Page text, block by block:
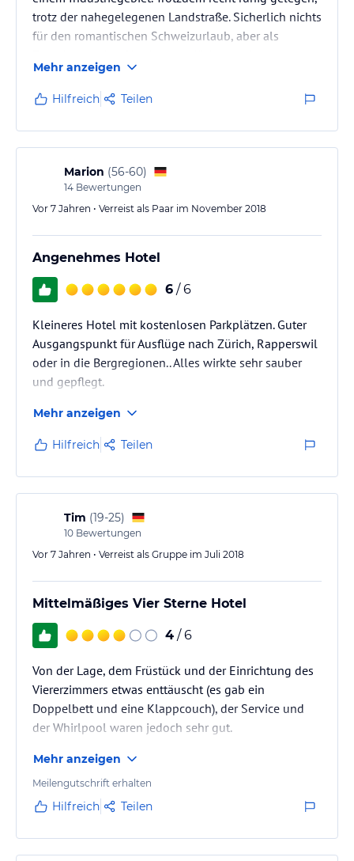
trotz der nahegelegenen Landstraße. Sicherlich nichts
für den romantischen Schweizurlaub, aber als
Schweiztypisch eher zu teuer, zumindest für
Nichtschweizer. Für das gleiche Geld komme ich in
Berlin 1-2 höher unter.
Mehr anzeigen
Hilfreich Teilen
Marion (56-60)
14 Bewertungen
Vor 7 Jahren • Verreist als Paar im November 2018
Angenehmes Hotel
6 / 6
Kleineres Hotel mit kostenlosen Parkplätzen. Guter
Ausgangspunkt für Ausflüge nach Zürich, Rapperswil
oder in die Bergregionen.. Alles wirkte sehr sauber
und gepflegt.
Mehr anzeigen
Hilfreich Teilen
Tim (19-25)
10 Bewertungen
Vor 7 Jahren • Verreist als Gruppe im Juli 2018
Mittelmäßiges Vier Sterne Hotel
4 / 6
Von der Lage, dem Früstück und der Einrichtung des
Viererzimmers etwas enttäuscht (es gab ein
Doppelbett und eine Klappcouch), der Service und
der Whirlpool waren jedoch sehr gut.
Mehr anzeigen
Meilengutschrift erhalten
Hilfreich Teilen